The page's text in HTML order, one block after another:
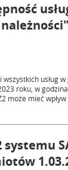
usług
roku, w
może mieć wpływ